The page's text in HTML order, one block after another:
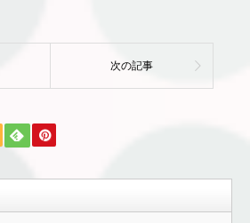
次の記事